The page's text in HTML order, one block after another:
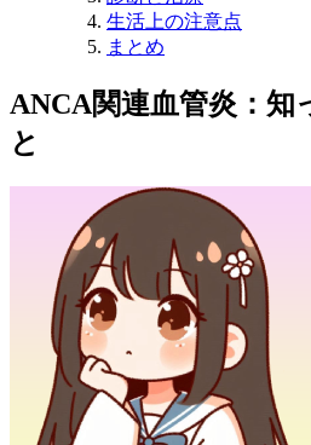
生活上の注意点
まとめ
ANCA関連血管炎：知
と